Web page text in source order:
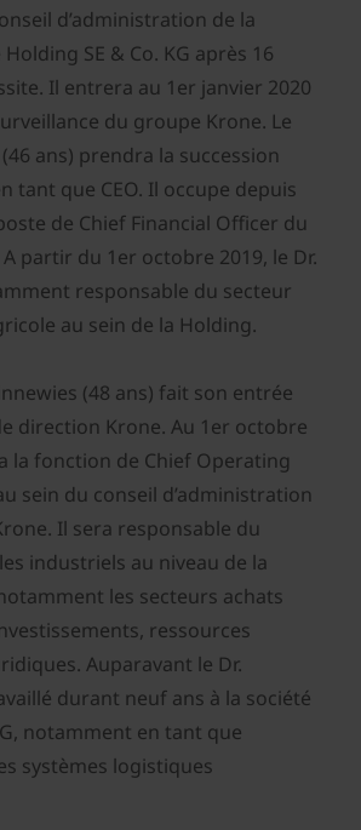
d’administration de la
SE & Co. KG après 16
Il entrera au 1er janvier 2020
du groupe Krone. Le
ans) prendra la succession
tant que CEO. Il occupe depuis
de Chief Financial Officer du
partir du 1er octobre 2019, le Dr.
responsable du secteur
au sein de la Holding.
(48 ans) fait son entrée
direction Krone. Au 1er octobre
la fonction de Chief Operating
sein du conseil d’administration
Il sera responsable du
industriels au niveau de la
les secteurs achats
ressources
Auparavant le Dr.
durant neuf ans à la société
notamment en tant que
systèmes logistiques